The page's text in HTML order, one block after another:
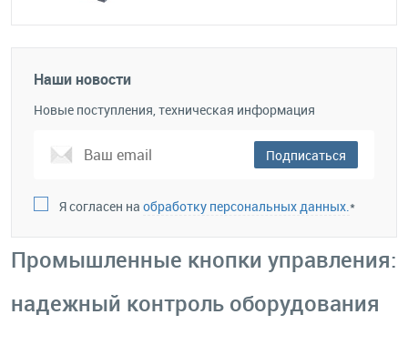
Наши новости
Новые поступления, техническая информация
Подписаться
Я согласен на обработку персональных данных. *
Промышленные кнопки управления:
надежный контроль оборудования